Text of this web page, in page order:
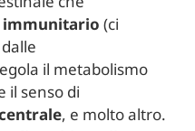
immunitario (ci
il metabolismo
il senso di
, e molto altro.